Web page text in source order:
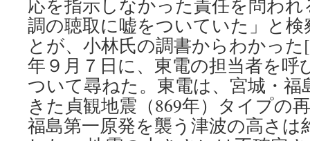
応を指示しなかった責任を問わ
調の聴取に嘘をついていた」と
とが、小林氏の調書からわかった
年９月７日に、東電の担当者を呼
ついて尋ねた。東電は、宮城・福
きた貞観地震（869年）タイプの
福島第一原発を襲う津波の高さは